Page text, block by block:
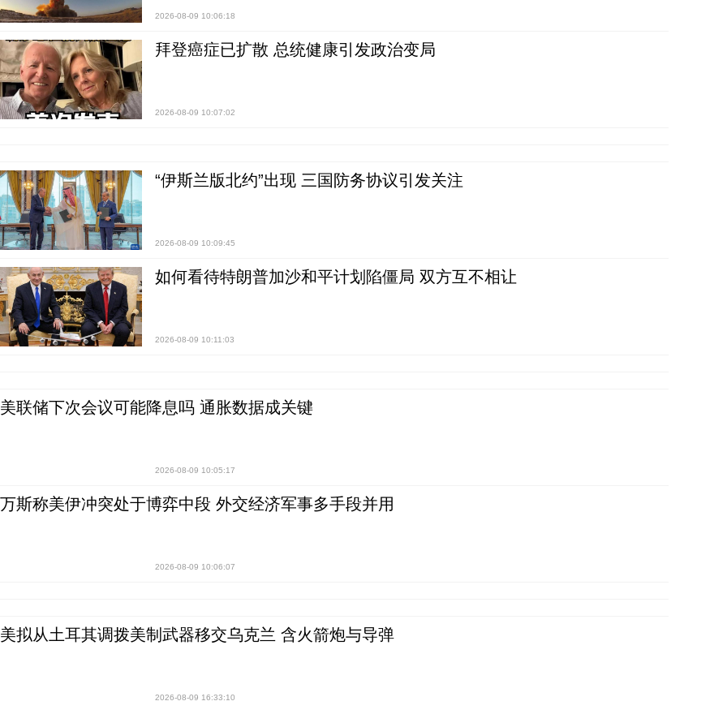
2026-08-09 10:06:18
拜登癌症已扩散 总统健康引发政治变局
2026-08-09 10:07:02
“伊斯兰版北约”出现 三国防务协议引发关注
2026-08-09 10:09:45
如何看待特朗普加沙和平计划陷僵局 双方互不相让
2026-08-09 10:11:03
美联储下次会议可能降息吗 通胀数据成关键
2026-08-09 10:05:17
万斯称美伊冲突处于博弈中段 外交经济军事多手段并用
2026-08-09 10:06:07
美拟从土耳其调拨美制武器移交乌克兰 含火箭炮与导弹
2026-08-09 16:33:10